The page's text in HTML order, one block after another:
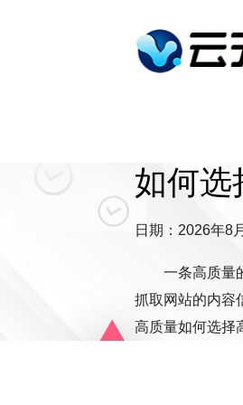
如何选
日期：2026年8
一条高质量
抓取网站的内容
高质量如何选择